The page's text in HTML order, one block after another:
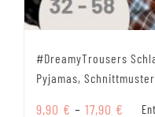
#DreamyTrousers
Pyjamas,
9,90 € – 17,90 €